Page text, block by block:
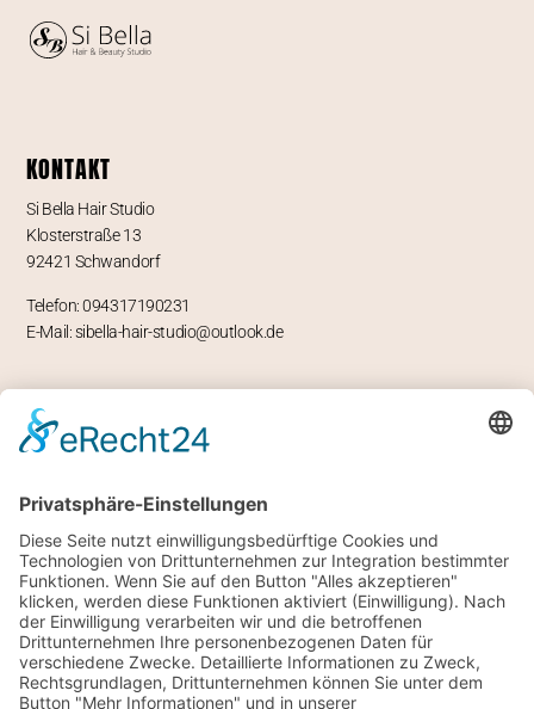
KONTAKT
Si Bella Hair Studio
Klosterstraße 13
92421 Schwandorf
Telefon: 094317190231
E-Mail: sibella-hair-studio@outlook.de
ÖFFNUNGSZEITEN
Sa 8 bis 14 Uhr
RECHTLICHES
Impressum
Datenschutz